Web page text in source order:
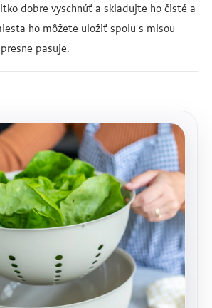
dobre vyschnúť a skladujte ho čisté a
ho môžete uložiť spolu s misou
pasuje.